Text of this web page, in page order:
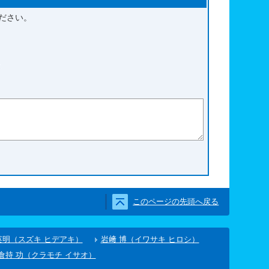
い。
このページの先頭へ戻る
（スズキ ヒデアキ）
岩﨑 博（イワサキ ヒロシ）
持 功（クラモチ イサオ）